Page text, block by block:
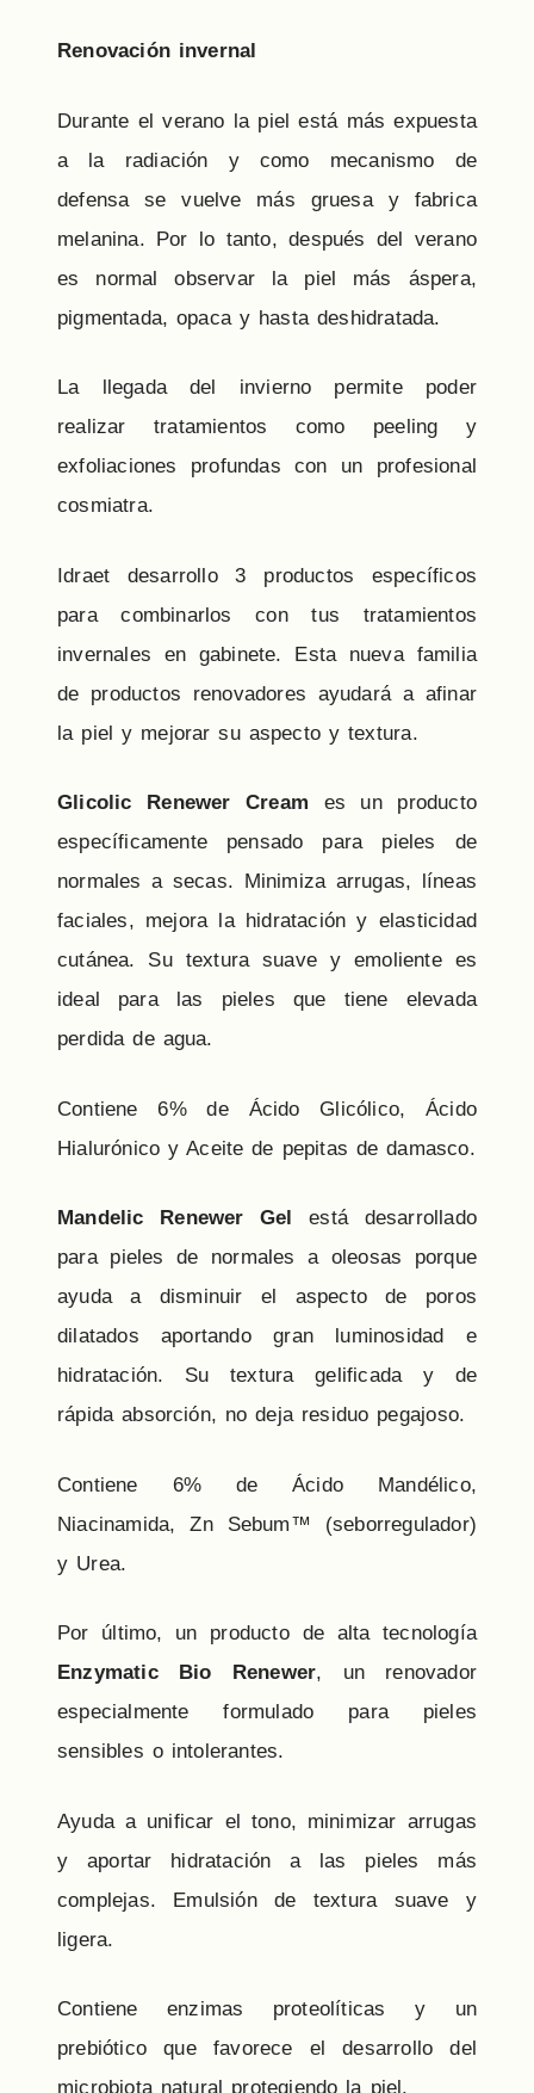
Renovación invernal
Durante el verano la piel está más expuesta
a la radiación y como mecanismo de
defensa se vuelve más gruesa y fabrica
melanina. Por lo tanto, después del verano
es normal observar la piel más áspera,
pigmentada, opaca y hasta deshidratada.
La llegada del invierno permite poder
realizar tratamientos como peeling y
exfoliaciones profundas con un profesional
cosmiatra.
Idraet desarrollo 3 productos específicos
para combinarlos con tus tratamientos
invernales en gabinete. Esta nueva familia
de productos renovadores ayudará a afinar
la piel y mejorar su aspecto y textura.
Glicolic Renewer Cream es un producto
específicamente pensado para pieles de
normales a secas. Minimiza arrugas, líneas
faciales, mejora la hidratación y elasticidad
cutánea. Su textura suave y emoliente es
ideal para las pieles que tiene elevada
perdida de agua.
Contiene 6% de Ácido Glicólico, Ácido
Hialurónico y Aceite de pepitas de damasco.
Mandelic Renewer Gel está desarrollado
para pieles de normales a oleosas porque
ayuda a disminuir el aspecto de poros
dilatados aportando gran luminosidad e
hidratación. Su textura gelificada y de
rápida absorción, no deja residuo pegajoso.
Contiene 6% de Ácido Mandélico,
Niacinamida, Zn Sebum™ (seborregulador)
y Urea.
Por último, un producto de alta tecnología
Enzymatic Bio Renewer, un renovador
especialmente formulado para pieles
sensibles o intolerantes.
Ayuda a unificar el tono, minimizar arrugas
y aportar hidratación a las pieles más
complejas. Emulsión de textura suave y
ligera.
Contiene enzimas proteolíticas y un
prebiótico que favorece el desarrollo del
microbiota natural protegiendo la piel.